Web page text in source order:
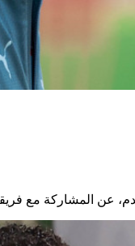
عن المشاركة مع